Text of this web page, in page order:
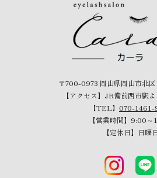
〒700-0973 岡山県岡山市北
【アクセス】JR備前西市駅
【TEL】 070-1461-
【営業時間】9:00～
【定休日】日曜